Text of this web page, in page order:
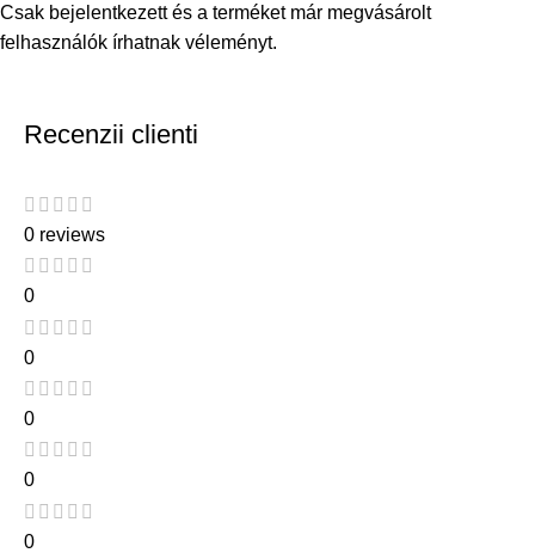
Csak bejelentkezett és a terméket már megvásárolt
felhasználók írhatnak véleményt.
Recenzii clienti
0 reviews
0
0
0
0
0